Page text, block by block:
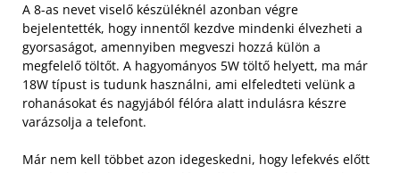
A 8-as nevet viselő készüléknél azonban végre
bejelentették, hogy innentől kezdve mindenki élvezheti a
gyorsaságot, amennyiben megveszi hozzá külön a
megfelelő töltőt. A hagyományos 5W töltő helyett, ma már
18W típust is tudunk használni, ami elfeledteti velünk a
rohanásokat és nagyjából félóra alatt indulásra készre
varázsolja a telefont.
Már nem kell többet azon idegeskedni, hogy lefekvés előtt